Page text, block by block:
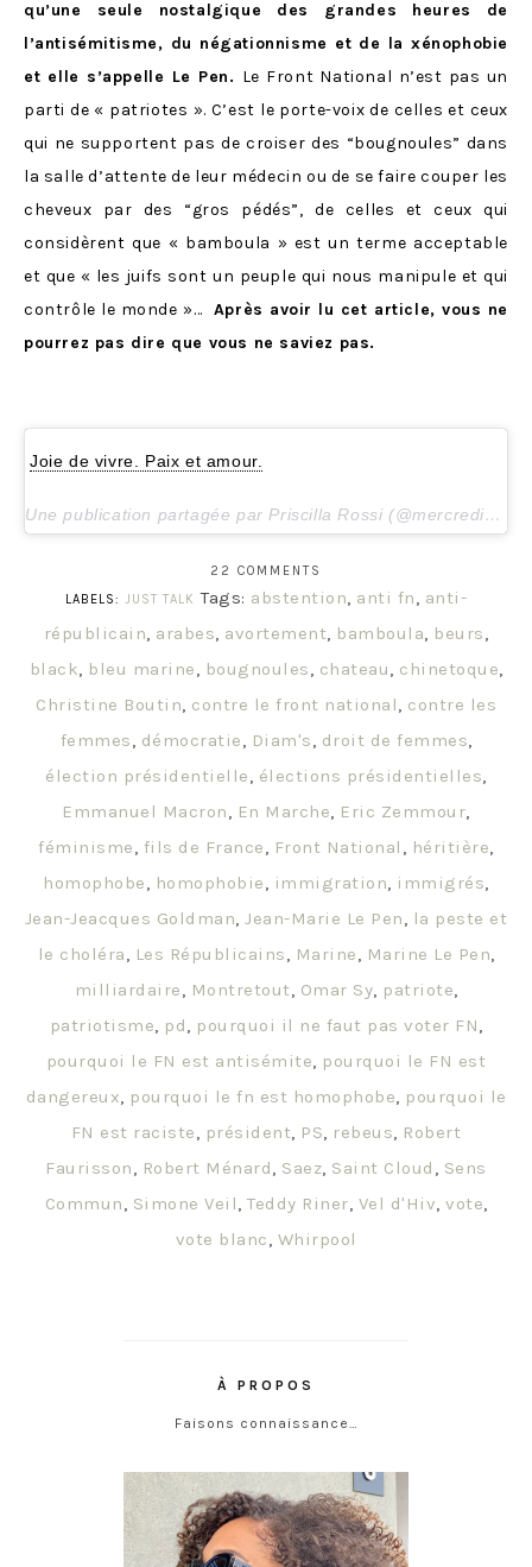
qu’une seule nostalgique des grandes heures de
l’antisémitisme, du négationnisme et de la xénophobie
et elle s’appelle Le Pen. Le Front National n’est pas un
parti de « patriotes ». C’est le porte-voix de celles et ceux
qui ne supportent pas de croiser des “bougnoules” dans
la salle d’attente de leur médecin ou de se faire couper les
cheveux par des “gros pédés”, de celles et ceux qui
considèrent que « bamboula » est un terme acceptable
et que « les juifs sont un peuple qui nous manipule et qui
contrôle le monde »… Après avoir lu cet article, vous ne
pourrez pas dire que vous ne saviez pas.
Joie de vivre. Paix et amour.
Une publication partagée par Priscilla Rossi (@mercredieblog) le
22 COMMENTS
LABELS: JUST TALK Tags: abstention, anti fn, anti-
républicain, arabes, avortement, bamboula, beurs,
black, bleu marine, bougnoules, chateau, chinetoque,
Christine Boutin, contre le front national, contre les
femmes, démocratie, Diam's, droit de femmes,
élection présidentielle, élections présidentielles,
Emmanuel Macron, En Marche, Eric Zemmour,
féminisme, fils de France, Front National , héritière,
homophobe, homophobie, immigration, immigrés,
Jean-Jeacques Goldman,Jean-Marie Le Pen, la peste et
le choléra, Les Républicains, Marine, Marine Le Pen,
milliardaire, Montretout, Omar Sy, patriote,
patriotisme, pd, pourquoi il ne faut pas voter FN,
pourquoi le FN est antisémite, pourquoi le FN est
dangereux, pourquoi le fn est homophobe, pourquoi le
FN est raciste, président, PS, rebeus, Robert
Faurisson, Robert Ménard, Saez, Saint Cloud , Sens
Commun, Simone Veil, Teddy Riner, Vel d'Hiv, vote,
vote blanc, Whirpool
À PROPOS
Faisons connaissance…